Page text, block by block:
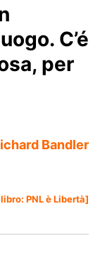
C’é
per
Bandler
PNL è Libertà]